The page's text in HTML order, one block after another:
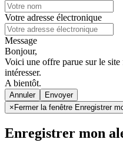
Votre adresse électronique
Message
Bonjour,
Voici une offre parue sur le
intéresser.
A bientôt.
Annuler
× Fermer la fenêtre Enregistrer
Enregistrer mon